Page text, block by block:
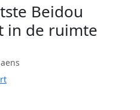
Beidou
in de ruimte